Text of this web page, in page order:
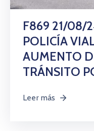
Directorio
Citas
F869 21/08/
POLICÍA
AUMENTO
TRÁNSITO
Leer más